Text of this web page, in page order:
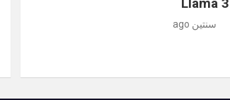
Llama 3
سنتين ago